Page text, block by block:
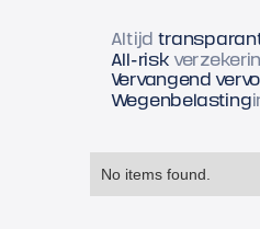
Altijd
All-risk
Vervangend
Wegenbelasting
No items found.